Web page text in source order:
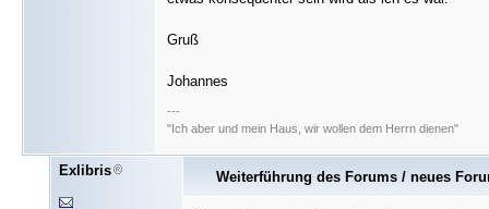
Gruß
Johannes
---
"Ich aber und mein Haus, wir wollen dem Herrn dienen"
Exlibris Weiterführung des Forums / neues